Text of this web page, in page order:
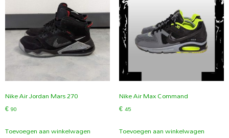
Nike Air Jordan Mars 270
€90
Toevoegen aan winkelwagen
Nike Air Max Command
€45
Toevoegen aan winkelwagen